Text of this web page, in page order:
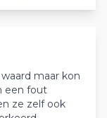
maar kon
een fout
ze zelf ook